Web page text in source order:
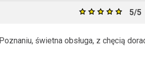
5/5
świetna obsługa, z chęcią